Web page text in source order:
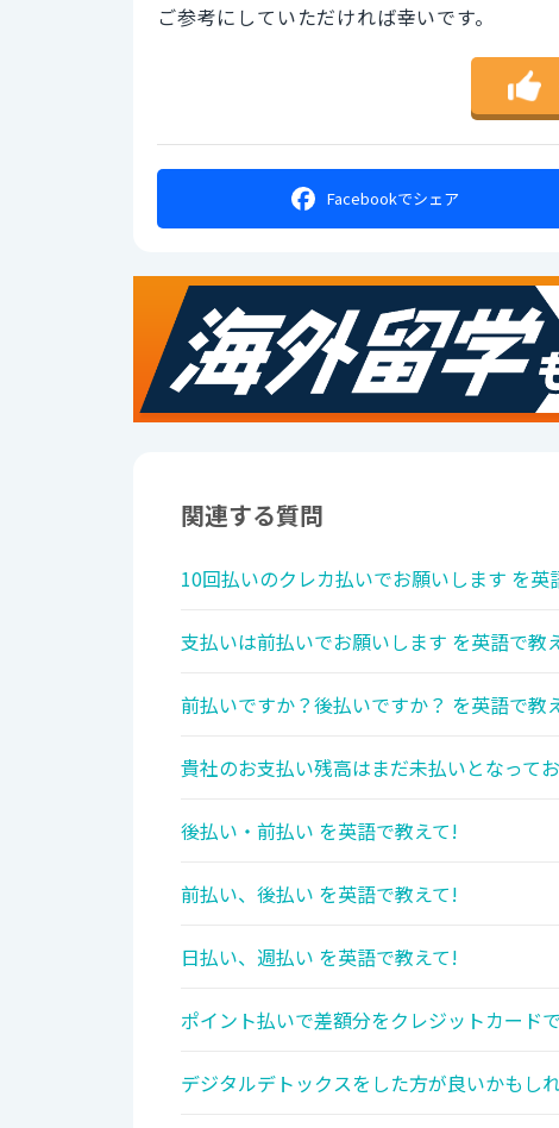
ご参考にしていただければ幸いです。
Facebookでシェア
関連する質問
10回払いのクレカ払いでお願いします を英
支払いは前払いでお願いします を英語で教
前払いですか？後払いですか？ を英語で教
貴社のお支払い残高はまだ未払いとなって
後払い・前払い を英語で教えて!
前払い、後払い を英語で教えて!
日払い、週払い を英語で教えて!
ポイント払いで差額分をクレジットカード
デジタルデトックスをした方が良いかもし